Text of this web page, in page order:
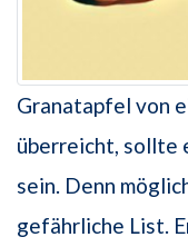
Granatapfel von
überreicht, sollte
sein. Denn
gefährliche List.